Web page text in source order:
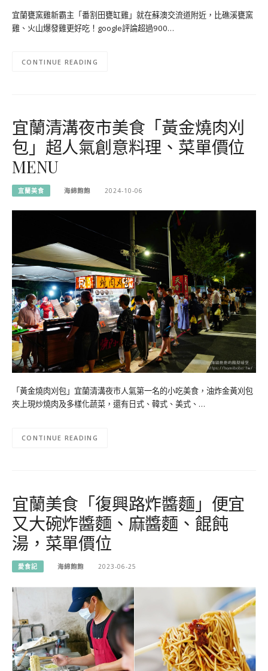
宜蘭甕窯雞新霸主「番割田甕缸雞」就在蘇澳交流道附近，比礁溪甕窯
雞、火山爆發雞更好吃！google評論超過900…
CONTINUE READING
宜蘭清溝夜市美食「黃金燒肉刈
包」超人氣創意料理、菜單價位
MENU
宜蘭美食 海綿飽飽 2024-10-06
「黃金燒肉刈包」宜蘭清溝夜市人氣第一名的小吃美食，油炸金黃刈包
夾上現炒燒肉及多樣化蔬菜，還有日式、韓式、美式、…
CONTINUE READING
宜蘭美食「復興路炸醬麵」便宜
又大碗炸醬麵、麻醬麵、餛飩
湯，菜單價位
愛食記 海綿飽飽 2023-06-25